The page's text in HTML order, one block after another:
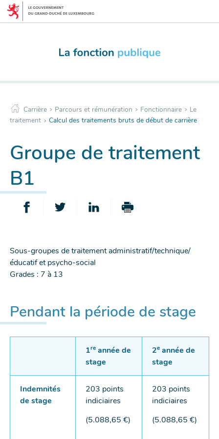
Menu
Aller
Carrière > Parcours et rémunération > Fonctionnaire > Le
traitement > Calcul des traitements bruts de début de carrière
Groupe de traitement
B1
-
NOUVELLE
FENÊTRE
-
NOUVELLE
FENÊTRE
-
NOUVELLE
Sous-groupes de traitement administratif/technique/
éducatif et psycho-social
Grades : 7 à 13
Pendant la période de stage
1re année de
stage
2e année de
stage
Indemnités
de stage
203 points
indiciaires
(5.088,65 €)
203 points
indiciaires
(5.088,65 €)